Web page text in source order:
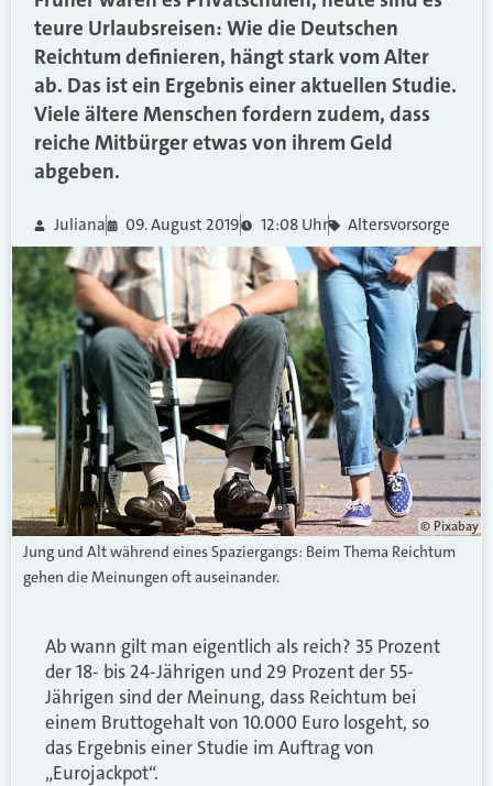
teure Urlaubsreisen: Wie die Deutschen
Reichtum definieren, hängt stark vom Alter
ab. Das ist ein Ergebnis einer aktuellen Studie.
Viele ältere Menschen fordern zudem, dass
reiche Mitbürger etwas von ihrem Geld
abgeben.
Juliana 09. August 2019 12:08 Uhr Altersvorsorge
© Pixabay
Jung und Alt während eines Spaziergangs: Beim Thema Reichtum
gehen die Meinungen oft auseinander.
Ab wann gilt man eigentlich als reich? 35 Prozent
der 18- bis 24-Jährigen und 29 Prozent der 55-
Jährigen sind der Meinung, dass Reichtum bei
einem Bruttogehalt von 10.000 Euro losgeht, so
das Ergebnis einer Studie im Auftrag von
„Eurojackpot“.